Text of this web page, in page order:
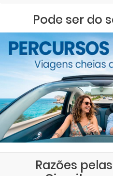
Pode ser do
Razões